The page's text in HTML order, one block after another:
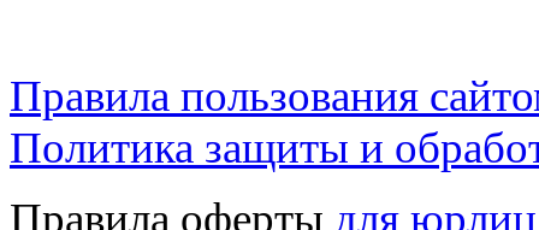
Правила пользования
Политика защиты и
Правила оферты для